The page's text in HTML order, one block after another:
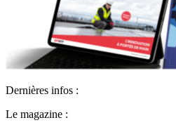
Dernières infos :
Le magazine :